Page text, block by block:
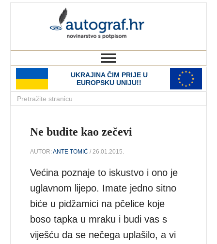
UKRAJINA ČIM PRIJE U
EUROPSKU UNIJU!!
Ne budite kao zečevi
AUTOR:ANTE TOMIĆ / 26.01.2015.
Većina poznaje to iskustvo i ono je
uglavnom lijepo. Imate jedno sitno
biće u pidžamici na pčelice koje
boso tapka u mraku i budi vas s
viješću da se nečega uplašilo, a vi